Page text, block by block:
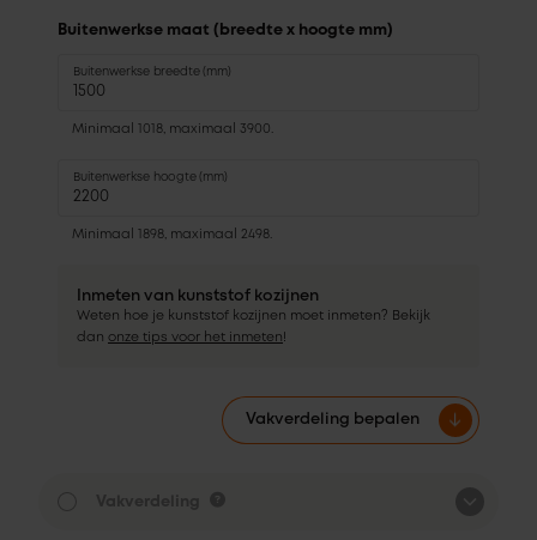
Buitenwerkse maat (breedte x hoogte mm)
Buitenwerkse breedte (mm)
Minimaal 1018, maximaal 3900.
Buitenwerkse hoogte (mm)
Minimaal 1898, maximaal 2498.
Inmeten van kunststof kozijnen
Weten hoe je kunststof kozijnen moet inmeten? Bekijk
dan onze tips voor het inmeten !
Vakverdeling bepalen